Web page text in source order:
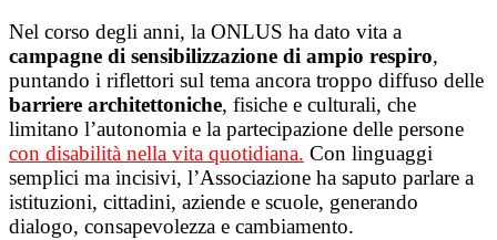
Nel corso degli anni, la ONLUS ha dato vita a
campagne di sensibilizzazione di ampio respiro,
puntando i riflettori sul tema ancora troppo diffuso delle
barriere architettoniche, fisiche e culturali, che
limitano l’autonomia e la partecipazione delle persone
con disabilità nella vita quotidiana. Con linguaggi
semplici ma incisivi, l’Associazione ha saputo parlare a
istituzioni, cittadini, aziende e scuole, generando
dialogo, consapevolezza e cambiamento.